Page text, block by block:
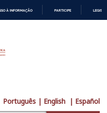
À INFORMAÇÃO PARTICIPE
Português | English | Español